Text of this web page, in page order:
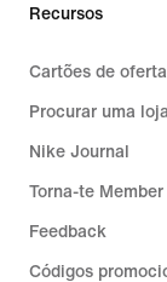
Recursos
Cartões de oferta
Procurar uma loja
Nike Journal
Torna-te Member
Feedback
Códigos